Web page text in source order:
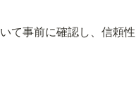
て事前に確認し、信頼性